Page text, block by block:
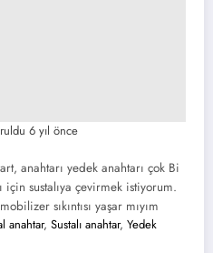
6 yıl önce
anahtarı yedek anahtarı çok Bi
sustalıya çevirmek istiyorum.
sıkıntısı yaşar mıyım
anahtar, Sustalı anahtar, Yedek